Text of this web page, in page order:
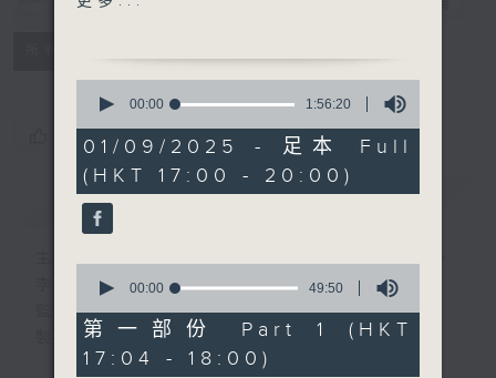
PHONE
您喜歡這個節目嗎?
簡介 GIST
監製：蕭洛汶
製作：香港電台公共事務組
seconds
1
hour,
56
minutes,
20
seconds
00:00 1:56:20
01/09/2025 - 足本 Full
(HKT 17:00 - 20:00)
seconds
49
minutes,
50
00:00 49:50
第一部份 Part 1 (HKT
17:04 - 18:00)